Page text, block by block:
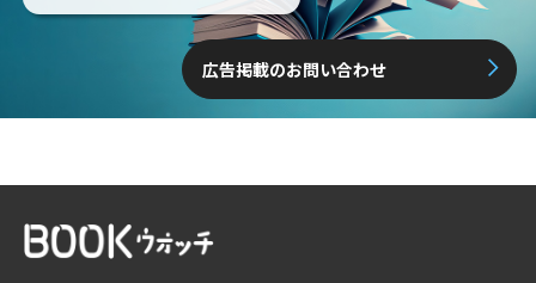
広告掲載のお問い合わせ